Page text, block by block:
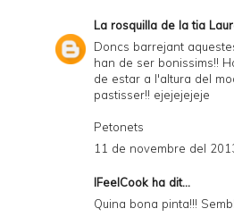
La rosquilla de la tia
Doncs barrejant
han de ser bonissims!!
de estar a l'altura del
pastisser!! ejejejejeje
Petonets
11 de novembre del
IFeelCook ha dit...
Quina bona pinta!!!